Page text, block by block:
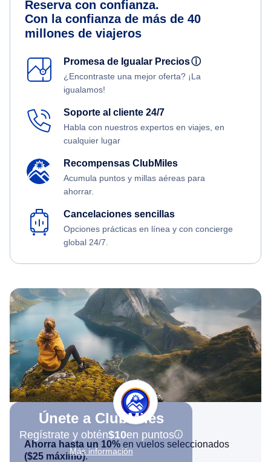
Reserva con confianza.
Con la confianza de más de 40
millones de viajeros
Promesa de Igualar Preciosⓘ
¿Encontraste una mejor oferta? ¡La
igualamos!
Soporte al cliente 24/7
Habla con nuestros expertos en viajes, en
cualquier lugar
Recompensas ClubMiles
Acumula puntos y millas aéreas para
ahorrar.
Cancelaciones sencillas
Opciones prácticas en línea y con concierge
global 24/7.
Únete a ClubMiles
Regístrate y obtén$10en puntos
Más información
Ahorra hasta un 10% en vuelos seleccionados
($25 máximo).